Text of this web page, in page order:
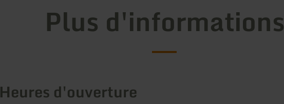
Plus d'informations
Heures d'ouverture